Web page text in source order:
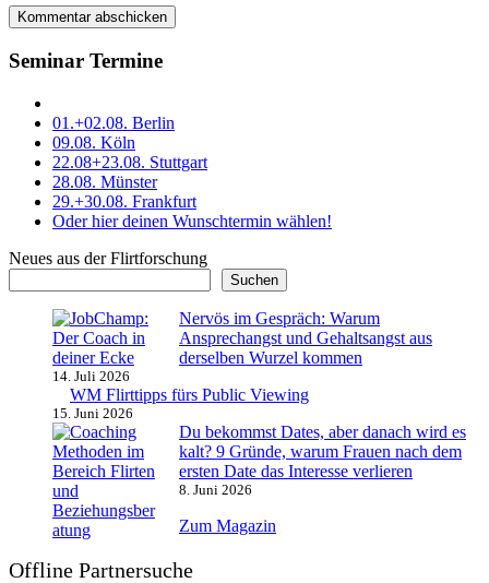
bitte
leer
lassen
Seminar Termine
01.+02.08. Berlin
09.08. Köln
22.08+23.08. Stuttgart
28.08. Münster
29.+30.08. Frankfurt
Oder hier deinen Wunschtermin wählen!
Neues aus der Flirtforschung
Suchen
Nervös im Gespräch: Warum
Ansprechangst und Gehaltsangst aus
derselben Wurzel kommen
14. Juli 2026
WM Flirttipps fürs Public Viewing
15. Juni 2026
Du bekommst Dates, aber danach wird es
kalt? 9 Gründe, warum Frauen nach dem
ersten Date das Interesse verlieren
8. Juni 2026
Zum Magazin
Offline Partnersuche